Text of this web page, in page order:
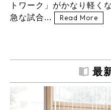
トワーク」がかなり軽く
急な試合...
Read More
最